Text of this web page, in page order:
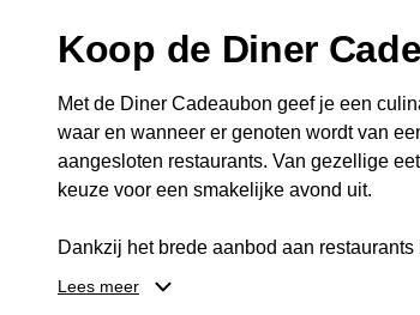
Koop de Diner
Met de Diner Cadeaubon geef je een
waar en wanneer er genoten wordt van
aangesloten restaurants. Van gezellige
keuze voor een smakelijke avond uit.
Dankzij het brede aanbod aan
kiezen die past bij de smaak en
Lees meer